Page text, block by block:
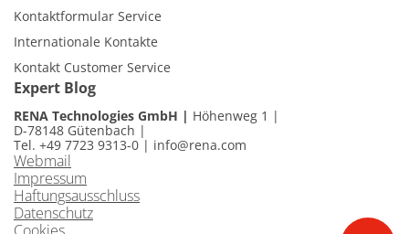
Kontaktformular Service
Internationale Kontakte
Kontakt Customer Service
Expert Blog
RENA Technologies GmbH
Höhenweg 1
D-78148 Gütenbach
Tel. +49 7723 9313-0 | info@rena.com
Webmail
Impressum
Haftungsausschluss
Datenschutz
Cookies